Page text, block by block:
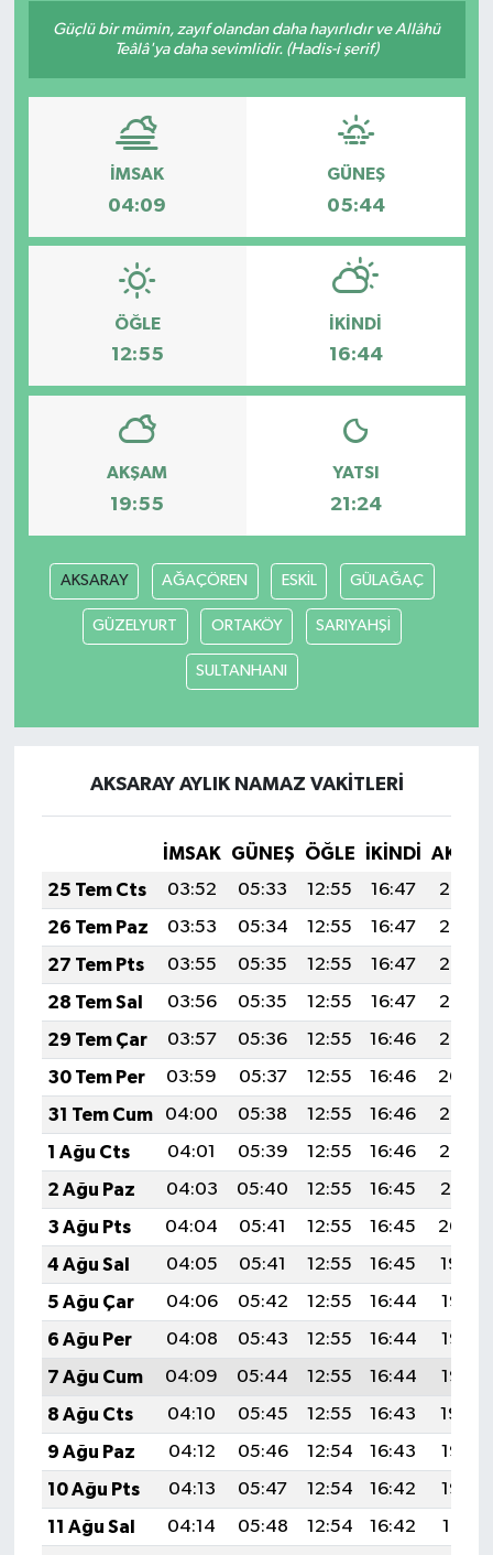
Güçlü bir mümin, zayıf olandan daha hayırlıdır ve Allâhü
Teâlâ'ya daha sevimlidir. (Hadis-i şerif)
İMSAK
04:09
GÜNEŞ
05:44
ÖĞLE
12:55
İKINDI
16:44
AKŞAM
19:55
YATSI
21:24
AKSARAY AĞAÇÖREN ESKİL GÜLAĞAÇ
GÜZELYURT ORTAKÖY SARIYAHŞİ
SULTANHANI
AKSARAY AYLIK NAMAZ VAKITLERI
İMSAK GÜNEŞ ÖĞLE İKINDI
25 Tem Cts
03:52 05:33 12:55 16:47
20:08
26 Tem Paz
03:53 05:34 12:55 16:47
20:07
27 Tem Pts
03:55 05:35 12:55 16:47
20:06
28 Tem Sal
03:56 05:35 12:55 16:47
20:05
29 Tem Çar
03:57 05:36 12:55 16:46
20:05
30 Tem Per
03:59 05:37 12:55 16:46
20:04
31 Tem Cum
04:00 05:38 12:55 16:46
20:03
1 Ağu Cts
04:01 05:39 12:55 16:46
20:02
2 Ağu Paz
04:03 05:40 12:55 16:45
20:01
3 Ağu Pts
04:04 05:41 12:55 16:45
20:00
4 Ağu Sal
04:05 05:41 12:55 16:45
19:59
5 Ağu Çar
04:06 05:42 12:55 16:44
19:58
6 Ağu Per
04:08 05:43 12:55 16:44
19:57
7 Ağu Cum
04:09 05:44 12:55 16:44
19:55
8 Ağu Cts
04:10 05:45 12:55 16:43
19:54
9 Ağu Paz
04:12 05:46 12:54 16:43
19:53
10 Ağu Pts
04:13 05:47 12:54 16:42
19:52
11 Ağu Sal
04:14 05:48 12:54 16:42
19:51